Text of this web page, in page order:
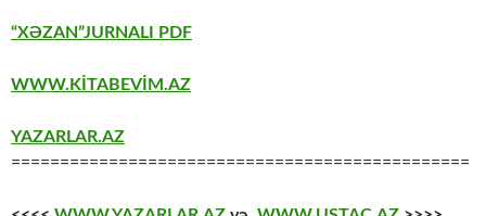
“XƏZAN”JURNALI PDF
WWW.KİTABEVİM.AZ
YAZARLAR.AZ
===============================================